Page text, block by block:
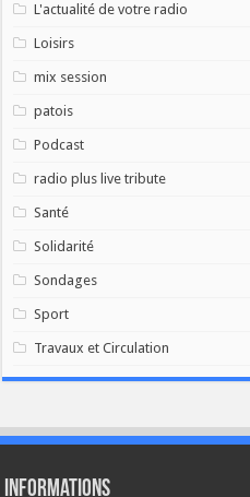
L'actualité de votre radio
Loisirs
mix session
patois
Podcast
radio plus live tribute
Santé
Solidarité
Sondages
Sport
Travaux et Circulation
Informations